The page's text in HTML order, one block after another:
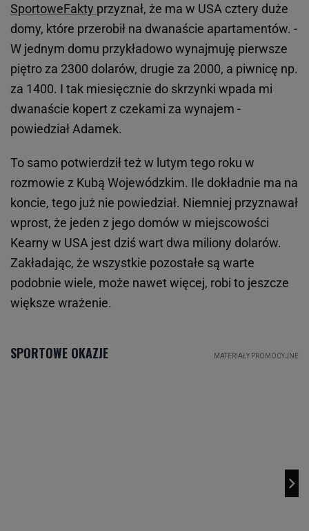
SportoweFakty przyznał, że ma w USA cztery duże
domy, które przerobił na dwanaście apartamentów. -
W jednym domu przykładowo wynajmuję pierwsze
piętro za 2300 dolarów, drugie za 2000, a piwnicę np.
za 1400. I tak miesięcznie do skrzynki wpada mi
dwanaście kopert z czekami za wynajem -
powiedział Adamek.
To samo potwierdził też w lutym tego roku w
rozmowie z Kubą Wojewódzkim. Ile dokładnie ma na
koncie, tego już nie powiedział. Niemniej przyznawał
wprost, że jeden z jego domów w miejscowości
Kearny w USA jest dziś wart dwa miliony dolarów.
Zakładając, że wszystkie pozostałe są warte
podobnie wiele, może nawet więcej, robi to jeszcze
większe wrażenie.